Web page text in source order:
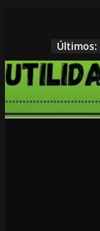
conteúdo
Últimos: